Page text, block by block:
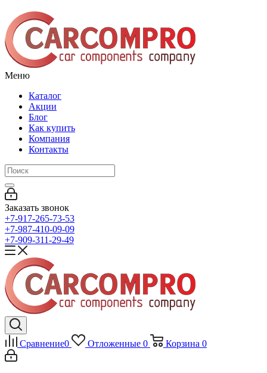
Меню
Каталог
Акции
Блог
Как купить
Компания
Контакты
Заказать звонок
+7-917-265-73-53
+7-987-410-09-09
+7-909-311-29-49
Сравнение0 Отложенные 0 Корзина 0